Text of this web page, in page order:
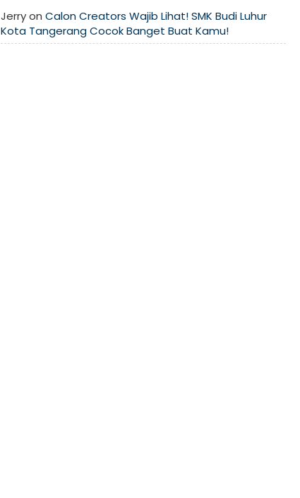
JerryonCalon Creators Wajib Lihat! SMK Budi Luhur
Kota Tangerang Cocok Banget Buat Kamu!